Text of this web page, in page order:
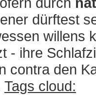
dürftest
willens
- ihre
contra den
Tags cloud: